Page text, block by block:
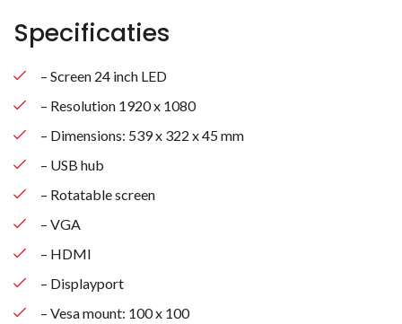
Specificaties
– Screen 24 inch LED
– Resolution 1920 x 1080
– Dimensions: 539 x 322 x 45 mm
– USB hub
– Rotatable screen
– VGA
– HDMI
– Displayport
– Vesa mount: 100 x 100